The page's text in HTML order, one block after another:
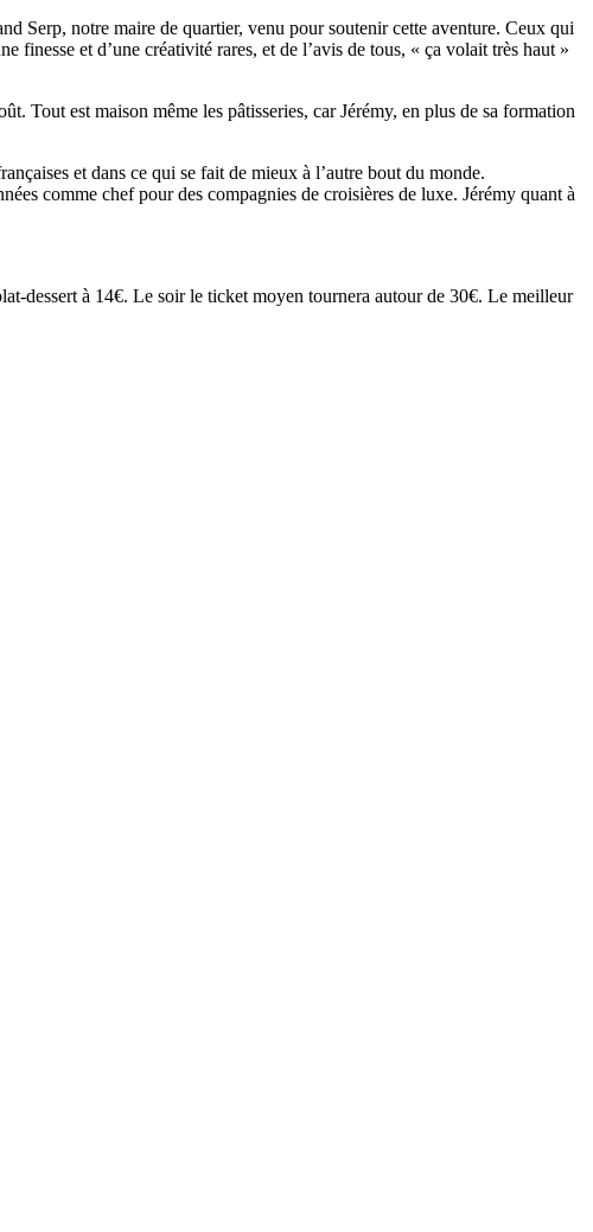
Serp, notre maire de quartier, venu pour soutenir cette aventure. Ceux qui
finesse et d’une créativité rares, et de l’avis de tous, « ça volait très haut »
Tout est maison même les pâtisseries, car Jérémy, en plus de sa formation
et dans ce qui se fait de mieux à l’autre bout du monde.
comme chef pour des compagnies de croisières de luxe. Jérémy quant à
dessert à 14€. Le soir le ticket moyen tournera autour de 30€. Le meilleur